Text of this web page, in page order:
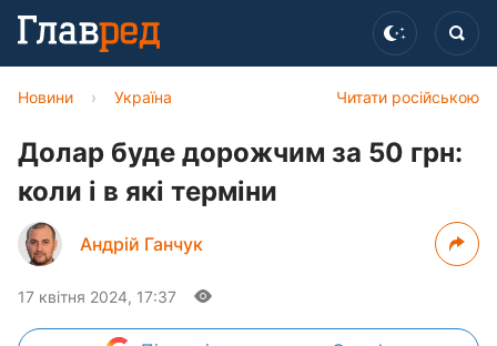
Читати російською
Новини › Україна
Долар буде дорожчим за 50 грн:
коли і в які терміни
Андрій Ганчук
17 квітня 2024, 17:37